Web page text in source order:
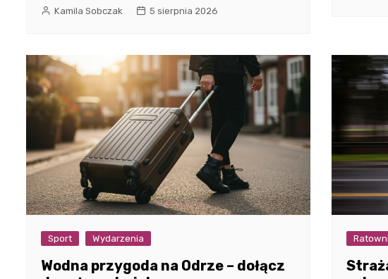
Kamila Sobczak 5 sierpnia 2026
Sport Wydarzenia
Wodna przygoda na Odrze – dołącz